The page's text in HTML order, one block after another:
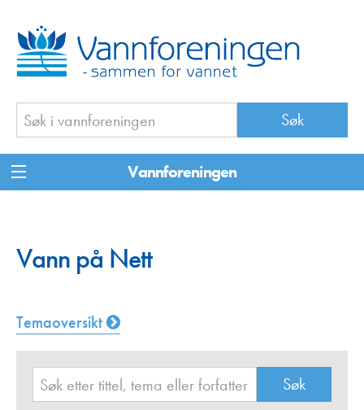
Vannforeningen
Vann på Nett
Temaoversikt